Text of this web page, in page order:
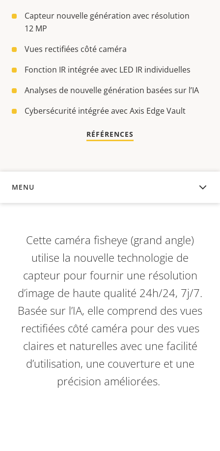
Capteur nouvelle génération avec résolution
12 MP
Vues rectifiées côté caméra
Fonction IR intégrée avec LED IR individuelles
Analyses de nouvelle génération basées sur l’IA
Cybersécurité intégrée avec Axis Edge Vault
RÉFÉRENCES
MENU
APERÇU
Cette caméra fisheye (grand angle)
utilise la nouvelle technologie de
capteur pour fournir une résolution
d’image de haute qualité 24h/24, 7j/7.
Basée sur l’IA, elle comprend des vues
rectifiées côté caméra pour des vues
claires et naturelles avec une facilité
d’utilisation, une couverture et une
précision améliorées.